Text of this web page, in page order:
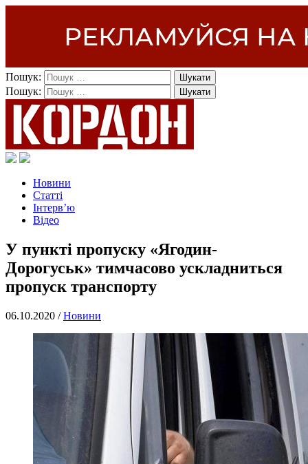
Пошук:
Пошук:
Новини
Статті
Інтерв’ю
Відео
У пункті пропуску «Ягодин-
Дорогуськ» тимчасово ускладниться
пропуск транспорту
06.10.2020 /Новини